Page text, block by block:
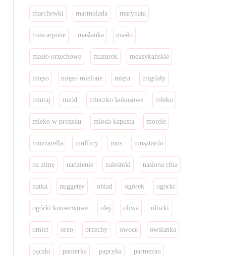
marchewki marmolada marynata
mascarpone maślanka masło
masło orzechowe mazurek meksykańskie
mięso mięso mielone mięta migdały
mintaj miód mleczko kokosowe mleko
mleko w proszku młoda kapusta morele
mozzarella muffiny mus musztarda
na zimę nadzienie naleśniki nasiona chia
natka nuggetsy obiad ogórek ogórki
ogórki konserwowe olej oliwa oliwki
omlet oreo orzechy owoce owsianka
pączki panierka papryka parmezan